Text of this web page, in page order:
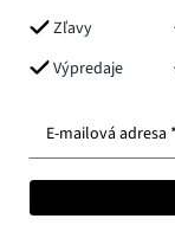
Zľavy
Výpredaje
E-mailová adresa *